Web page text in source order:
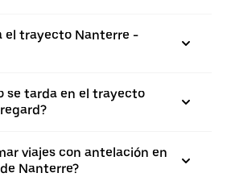
el trayecto Nanterre -
se tarda en el trayecto
viajes con antelación en
Nanterre?